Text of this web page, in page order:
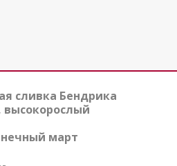
сливка Бендрика
высокорослый
март